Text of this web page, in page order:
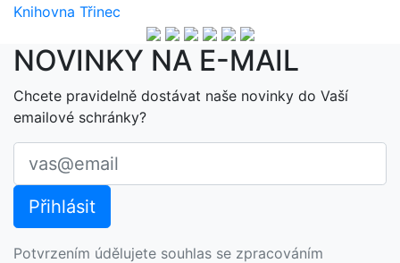
Knihovna Třinec
NOVINKY NA E-MAIL
Chcete pravidelně dostávat naše novinky do Vaší
emailové schránky?
Potvrzením údělujete souhlas se zpracováním